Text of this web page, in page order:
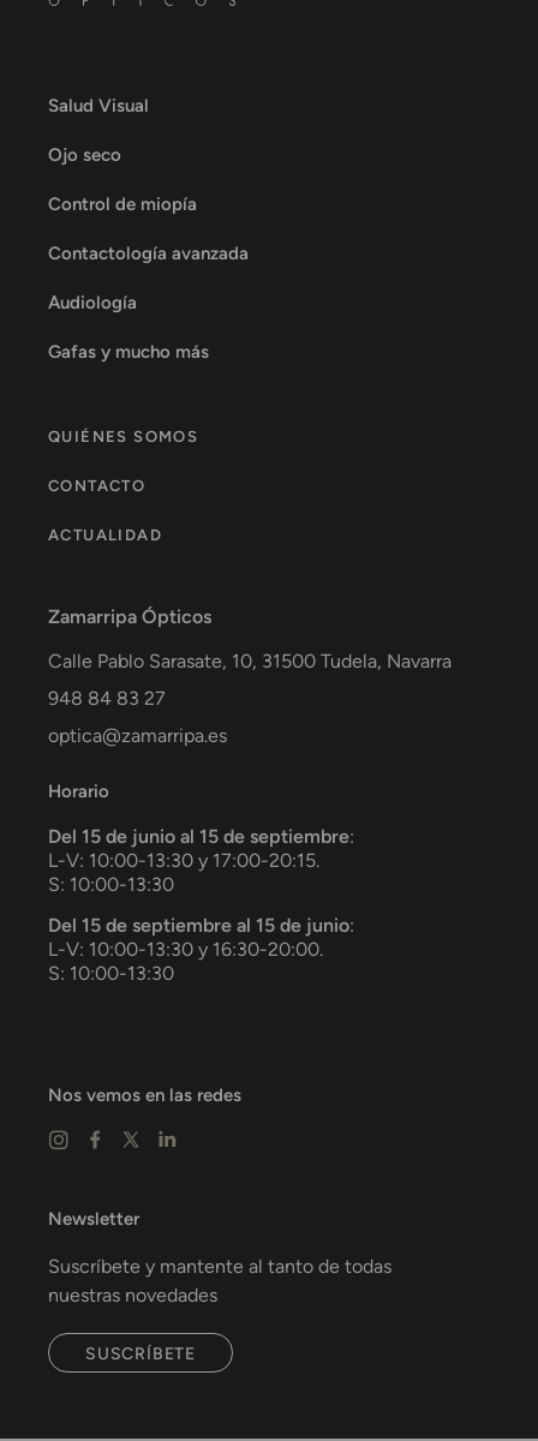
Salud Visual
Ojo seco
Control de miopía
Contactología avanzada
Audiología
Gafas y mucho más
QUIÉNES SOMOS
CONTACTO
ACTUALIDAD
Zamarripa Ópticos
Calle Pablo Sarasate, 10, 31500 Tudela, Navarra
948 84 83 27
optica@zamarripa.es
Horario
Del 15 de junio al 15 de septiembre:
L-V: 10:00-13:30 y 17:00-20:15.
S: 10:00-13:30
Del 15 de septiembre al 15 de junio:
L-V: 10:00-13:30 y 16:30-20:00.
S: 10:00-13:30
Nos vemos en las redes
Newsletter
Suscríbete y mantente al tanto de todas
nuestras novedades
SUSCRÍBETE